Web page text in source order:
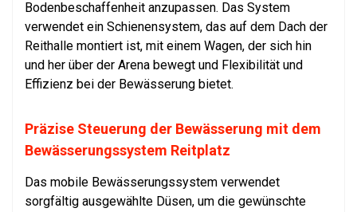
Bodenbeschaffenheit anzupassen. Das System
verwendet ein Schienensystem, das auf dem Dach der
Reithalle montiert ist, mit einem Wagen, der sich hin
und her über der Arena bewegt und Flexibilität und
Effizienz bei der Bewässerung bietet.
Präzise Steuerung der Bewässerung mit dem
Bewässerungssystem Reitplatz
Das mobile Bewässerungssystem verwendet
sorgfältig ausgewählte Düsen, um die gewünschte